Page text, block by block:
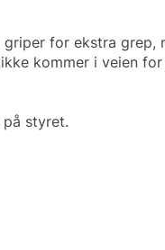
for ekstra grep,
kommer i veien
styret.